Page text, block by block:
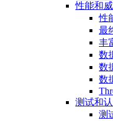
性能和
性
最
丰
数
数
数
测试和
测